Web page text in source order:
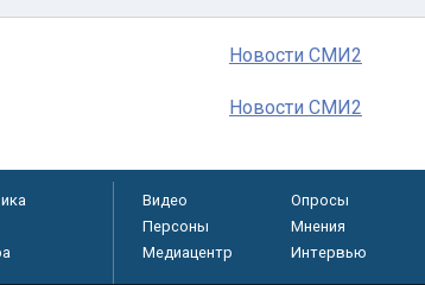
Новости СМИ2
Новости СМИ2
Видео Опросы
Персоны
Мнения
Медиацентр
Интервью